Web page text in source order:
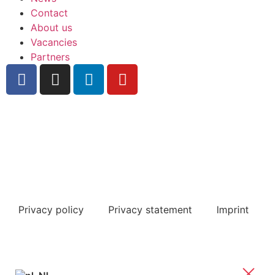
Contact
About us
Vacancies
Partners
Privacy policy Privacy statement Imprint